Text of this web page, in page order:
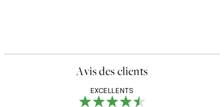
Avis des clients
EXCELLENTS